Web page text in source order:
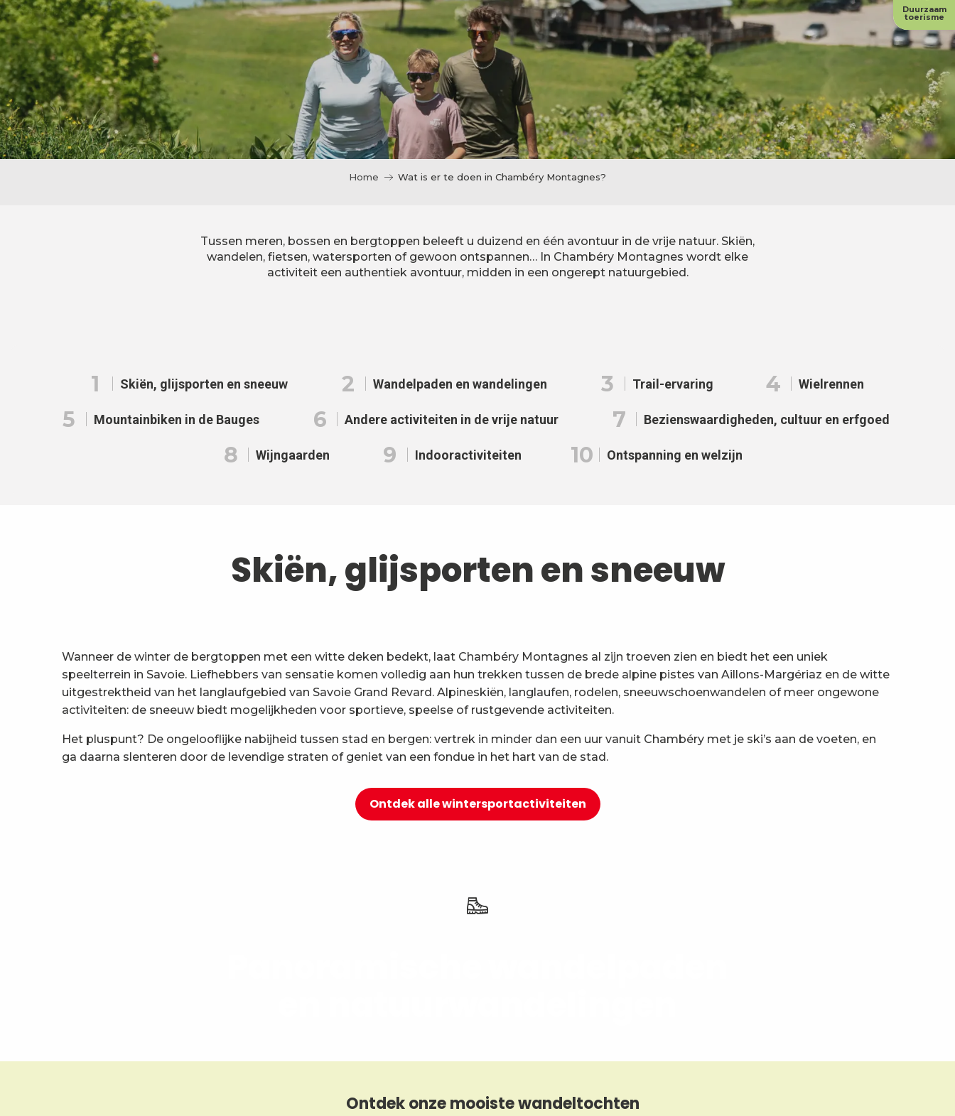
Duurzaam
toerisme
Home Wat is er te doen in Chambéry Montagnes?
Tussen meren, bossen en bergtoppen beleeft u duizend en één avontuur in de vrije natuur. Skiën,
wandelen, fietsen, watersporten of gewoon ontspannen… In Chambéry Montagnes wordt elke
activiteit een authentiek avontuur, midden in een ongerept natuurgebied.
1 Skiën, glijsporten en sneeuw 2 Wandelpaden en wandelingen 3 Trail-ervaring 4 Wielrennen
5 Mountainbiken in de Bauges 6 Andere activiteiten in de vrije natuur 7 Bezienswaardigheden, cultuur en erfgoed
8 Wijngaarden 9 Indooractiviteiten 10 Ontspanning en welzijn
Skiën, glijsporten en sneeuw
Wanneer de winter de bergtoppen met een witte deken bedekt, laat Chambéry Montagnes al zijn troeven zien en biedt het een uniek
speelterrein in Savoie. Liefhebbers van sensatie komen volledig aan hun trekken tussen de brede alpine pistes van Aillons-Margériaz en de witte
uitgestrektheid van het langlaufgebied van Savoie Grand Revard. Alpineskiën, langlaufen, rodelen, sneeuwschoenwandelen of meer ongewone
activiteiten: de sneeuw biedt mogelijkheden voor sportieve, speelse of rustgevende activiteiten.
Het pluspunt? De ongelooflijke nabijheid tussen stad en bergen: vertrek in minder dan een uur vanuit Chambéry met je ski’s aan de voeten, en
ga daarna slenteren door de levendige straten of geniet van een fondue in het hart van de stad.
Ontdek alle wintersportactiviteiten
Ontdek onze mooiste wandeltochten